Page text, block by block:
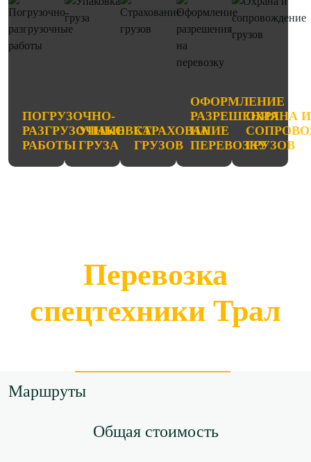
ПОГРУЗОЧНО-
РАЗГРУЗОЧНЫЕ
РАБОТЫ
УПАКОВКА
ГРУЗА
СТРАХОВАНИЕ
ГРУЗОВ
ОФОРМЛЕНИЕ
РАЗРЕШЕНИЯ
НА
ПЕРЕВОЗКУ
ОХРАНА И
ГРУЗОВ
Перевозка
спецтехники Трал
Маршруты
Общая стоимость